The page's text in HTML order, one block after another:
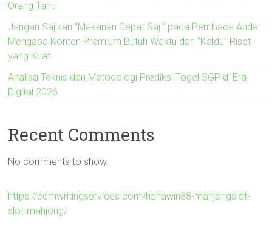
Orang Tahu
Jangan Sajikan “Makanan Cepat Saji” pada Pembaca Anda:
Mengapa Konten Premium Butuh Waktu dan “Kaldu” Riset
yang Kuat
Analisa Teknis dan Metodologi Prediksi Togel SGP di Era
Digital 2026
Recent Comments
No comments to show.
https://cemwritingservices.com/hahawin88-mahjongslot-
slot-mahjong/